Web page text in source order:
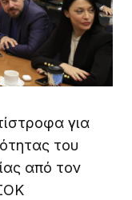
για
του
από τον